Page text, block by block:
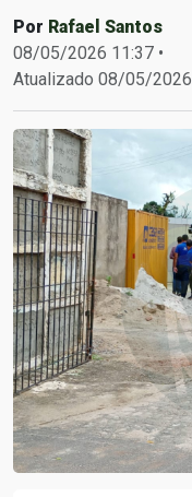
Por Rafael Santos
08/05/2026 11:37 •
Atualizado 08/05/2026